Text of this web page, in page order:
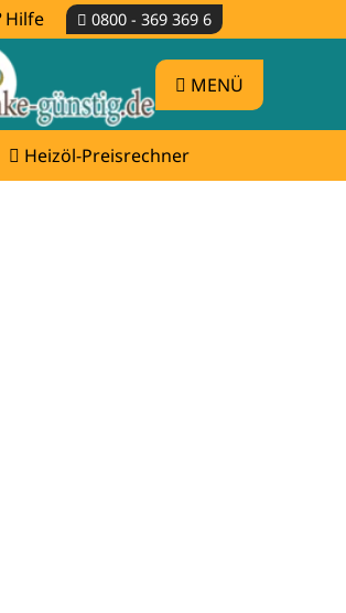
Hilfe 0800 - 369 369 6
MENÜ
Heizöl-Preisrechner